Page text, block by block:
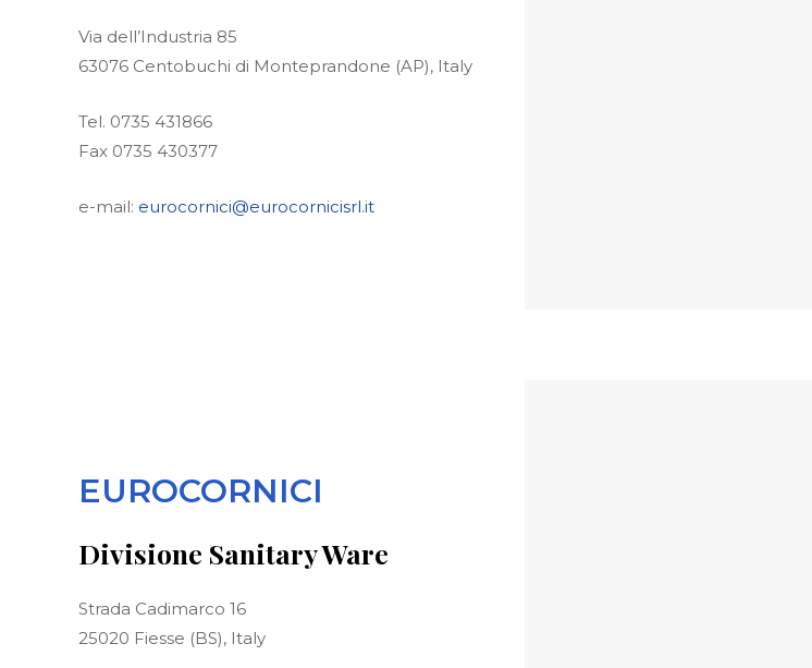
Via dell’Industria 85
63076 Centobuchi di Monteprandone (AP), Italy
Tel. 0735 431866
Fax 0735 430377
e-mail: eurocornici@eurocornicisrl.it
EUROCORNICI
Divisione Sanitary Ware
Strada Cadimarco 16
25020 Fiesse (BS), Italy